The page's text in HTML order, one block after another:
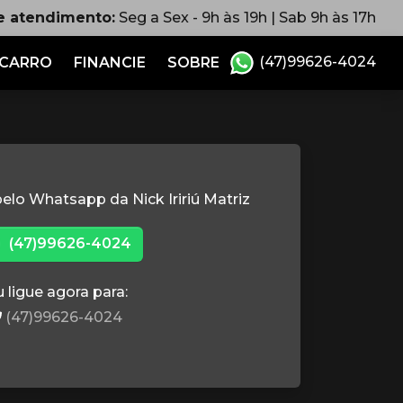
atendimento: Seg a Sex - 9h às 19h | Sab 9h às 17h
FINANCIE SOBRE (47)99626-4024
Whatsapp da Nick Iririú Matriz
(47)99626-4024
ligue agora para:
(47)99626-4024